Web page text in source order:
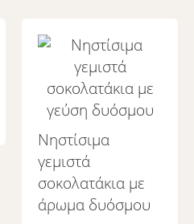
Νηστίσιμα
γεμιστά
σοκολατάκια με
άρωμα δυόσμου